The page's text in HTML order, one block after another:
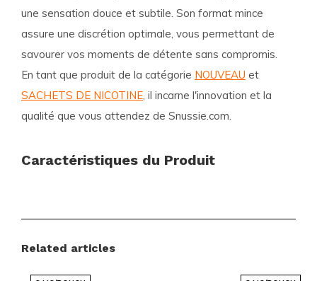
une sensation douce et subtile. Son format mince
assure une discrétion optimale, vous permettant de
savourer vos moments de détente sans compromis.
En tant que produit de la catégorie NOUVEAU et
SACHETS DE NICOTINE, il incarne l'innovation et la
qualité que vous attendez de Snussie.com.
Caractéristiques du Produit
Catégories :Nouveau
Related articles